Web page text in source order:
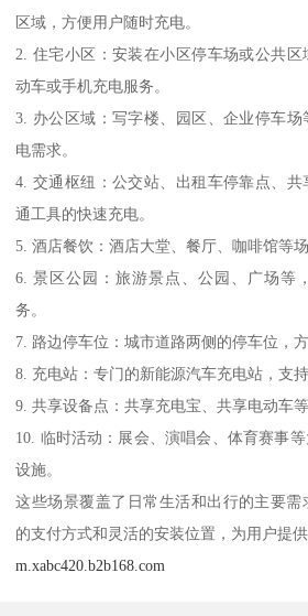
区域，方便用户随时充电。
2. 住宅小区：安装在小区停车场或公共
动车或手机充电服务。
3. 办公区域：写字楼、园区、企业停车
电需求。
4. 交通枢纽：公交站、出租车停靠点、
通工具的快速充电。
5. 酒店餐饮：酒店大堂、餐厅、咖啡馆等
6. 景区公园：旅游景点、公园、广场等
务。
7. 路边停车位：城市道路两侧的停车位，
8. 充电站：专门的新能源汽车充电站，支
9. 共享设备点：共享充电宝、共享电动车
10. 临时活动：展会、演唱会、体育赛事
设施。
这些场景覆盖了日常生活和出行的主要
的支付方式和灵活的安装位置，为用户提供
m.xabc420.b2b168.com